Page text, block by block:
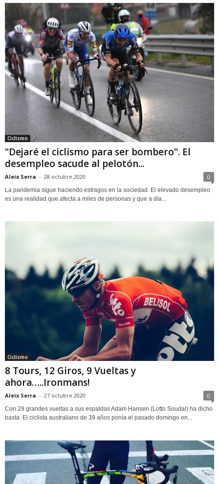
Ciclismo
"Dejaré el ciclismo para ser bombero". El
desempleo sacude al pelotón...
Aleix Serra - 28 octubre 2020 0
La pandemia sigue haciendo estragos en la sociedad. El elevado desempleo
es una realidad que afecta a miles de personas y que a día...
Ciclismo
8 Tours, 12 Giros, 9 Vueltas y
ahora…..Ironmans!
Aleix Serra - 27 octubre 2020 0
Con 29 grandes vueltas a sus espaldas Adam Hansen (Lotto Soudal) ha dicho
basta. El ciclista australiano de 39 años ponía el pasado domingo en...